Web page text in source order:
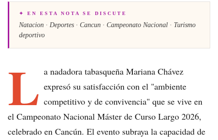
✦ EN ESTA NOTA SE DISCUTE
Natacion · Deportes · Cancun · Campeonato Nacional · Turismo
deportivo
L a nadadora tabasqueña Mariana Chávez
expresó su satisfacción con el "ambiente
competitivo y de convivencia" que se vive en
el Campeonato Nacional Máster de Curso Largo 2026,
celebrado en Cancún. El evento subraya la capacidad de